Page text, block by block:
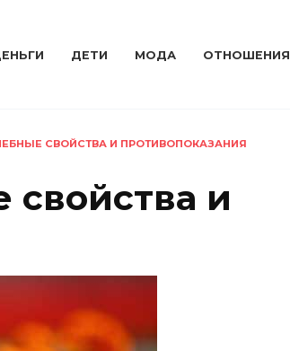
ДЕТИ МОДА ОТНОШЕНИЯ
СВОЙСТВА И ПРОТИВОПОКАЗАНИЯ
свойства и